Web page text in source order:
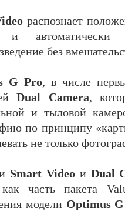
распознает
и автоматически
без
G Pro, в числе
Dual Camera,
и тыловой
по принципу
не только
Smart Videoи Dual
часть пакета
модели Optimus